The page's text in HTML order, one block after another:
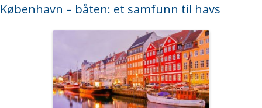
København – båten: et samfunn til havs